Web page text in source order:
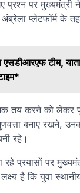
पर मुख्यमंत्री ने
प्लेटफॉर्म के
व एसडीआरएफ टीम,
तय करने को
बनाए रखने,
रहे।
प्रयासों पर
है कि युवा